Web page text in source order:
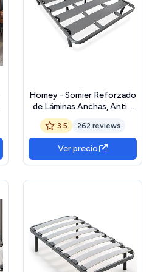
Homey - Somier Reforzado
de Láminas Anchas, Anti -
Ruido, Estructura 40x30
mm con Juego de Patas
Roscadas, Fuerte y
Resistente 135x190
3.5 262 reviews
Ver precio